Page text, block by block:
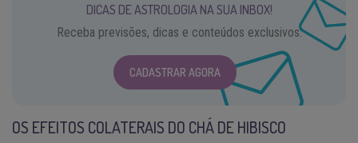
DICAS DE ASTROLOGIA NA SUA INBOX!
Receba previsões, dicas e conteúdos exclusivos.
CADASTRAR AGORA
OS EFEITOS COLATERAIS DO CHÁ DE HIBISCO